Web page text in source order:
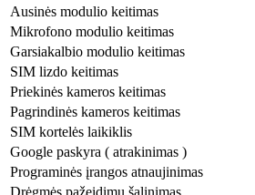
Ausinės modulio keitimas
Mikrofono modulio keitimas
Garsiakalbio modulio keitimas
SIM lizdo keitimas
Priekinės kameros keitimas
Pagrindinės kameros keitimas
SIM kortelės laikiklis
Google paskyra ( atrakinimas )
Programinės įrangos atnaujinimas
Drėgmės pažeidimų šalinimas